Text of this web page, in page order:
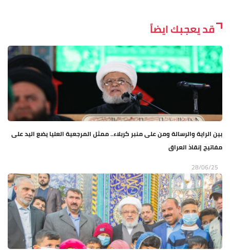
قد يعجبك ايضاً
بين الراية والرسالة ومن على منبر كربلاء.. ممثل المرجعية العليا يضع اليد على
مفاتيح إنقاذ العراق
28/06/25